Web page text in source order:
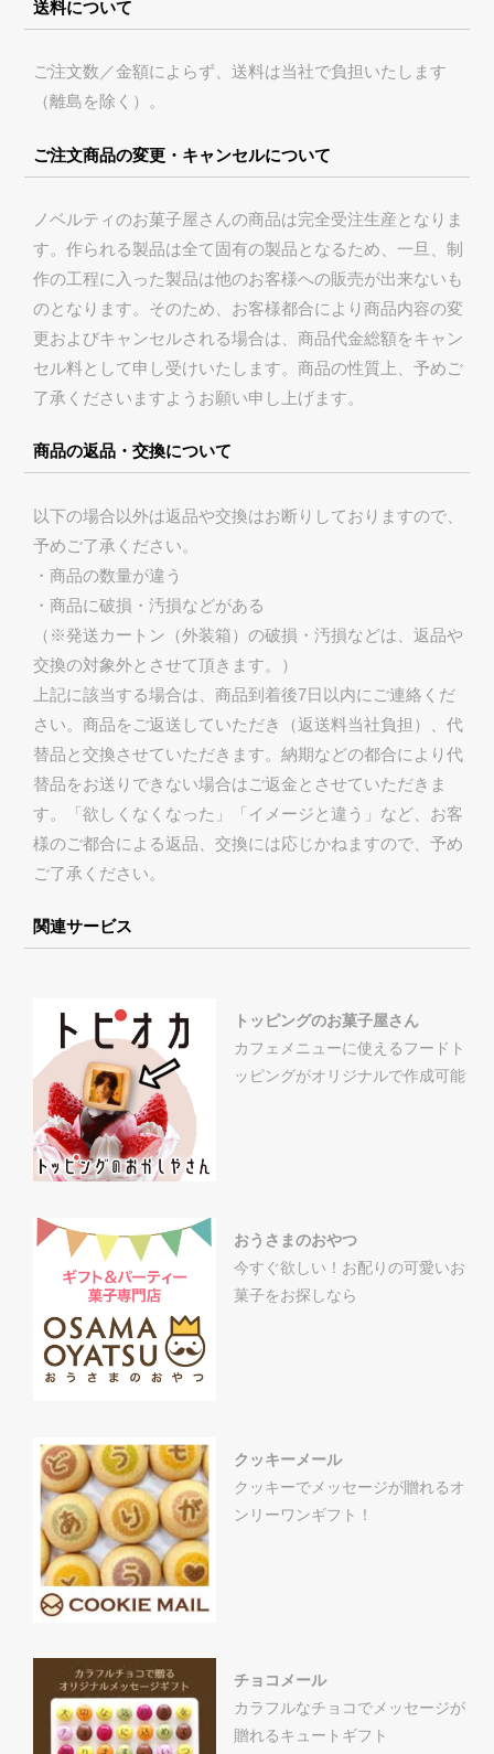
送料について
ご注文数／金額によらず、送料は当社で負担いたします
（離島を除く）。
ご注文商品の変更・キャンセルについて
ノベルティのお菓子屋さんの商品は完全受注生産となりま
す。作られる製品は全て固有の製品となるため、一旦、制
作の工程に入った製品は他のお客様への販売が出来ないも
のとなります。そのため、お客様都合により商品内容の変
更およびキャンセルされる場合は、商品代金総額をキャン
セル料として申し受けいたします。商品の性質上、予めご
了承くださいますようお願い申し上げます。
商品の返品・交換について
以下の場合以外は返品や交換はお断りしておりますので、
予めご了承ください。
・商品の数量が違う
・商品に破損・汚損などがある
（※発送カートン（外装箱）の破損・汚損などは、返品や
交換の対象外とさせて頂きます。）
上記に該当する場合は、商品到着後7日以内にご連絡くだ
さい。商品をご返送していただき（返送料当社負担）、代
替品と交換させていただきます。納期などの都合により代
替品をお送りできない場合はご返金とさせていただきま
す。「欲しくなくなった」「イメージと違う」など、お客
様のご都合による返品、交換には応じかねますので、予め
ご了承ください。
関連サービス
トッピングのお菓子屋さん
カフェメニューに使えるフードト
ッピングがオリジナルで作成可能
おうさまのおやつ
今すぐ欲しい！お配りの可愛いお
菓子をお探しなら
クッキーメール
クッキーでメッセージが贈れるオ
ンリーワンギフト！
チョコメール
カラフルなチョコでメッセージが
贈れるキュートギフト